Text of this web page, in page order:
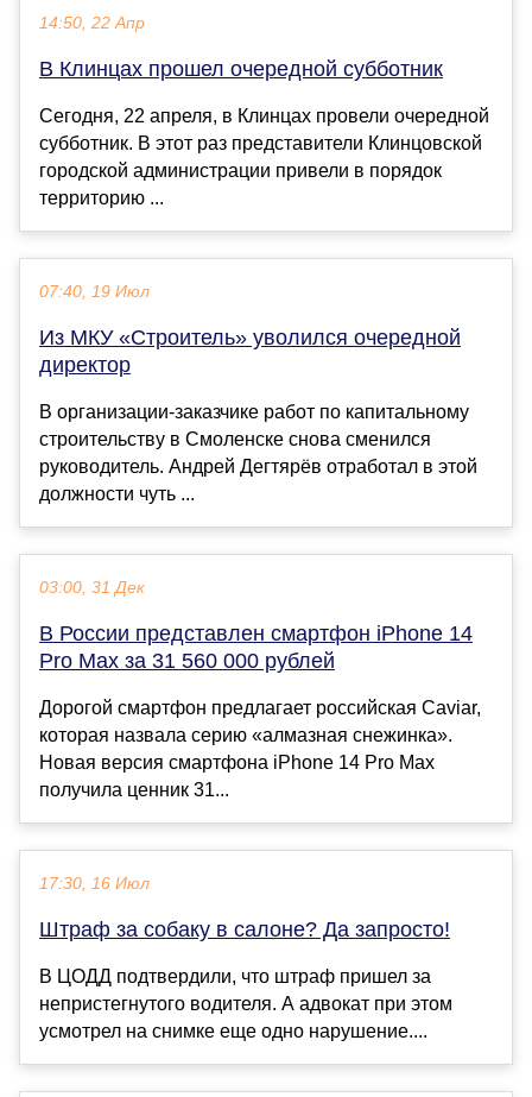
14:50, 22 Апр
В Клинцах прошел очередной субботник
Сегодня, 22 апреля, в Клинцах провели очередной
субботник. В этот раз представители Клинцовской
городской администрации привели в порядок
территорию ...
07:40, 19 Июл
Из МКУ «Строитель» уволился очередной
директор
В организации-заказчике работ по капитальному
строительству в Смоленске снова сменился
руководитель. Андрей Дегтярёв отработал в этой
должности чуть ...
03:00, 31 Дек
В России представлен смартфон iPhone 14
Pro Max за 31 560 000 рублей
Дорогой смартфон предлагает российская Caviar,
которая назвала серию «алмазная снежинка».
Новая версия смартфона iPhone 14 Pro Max
получила ценник 31...
17:30, 16 Июл
Штраф за собаку в салоне? Да запросто!
В ЦОДД подтвердили, что штраф пришел за
непристегнутого водителя. А адвокат при этом
усмотрел на снимке еще одно нарушение....